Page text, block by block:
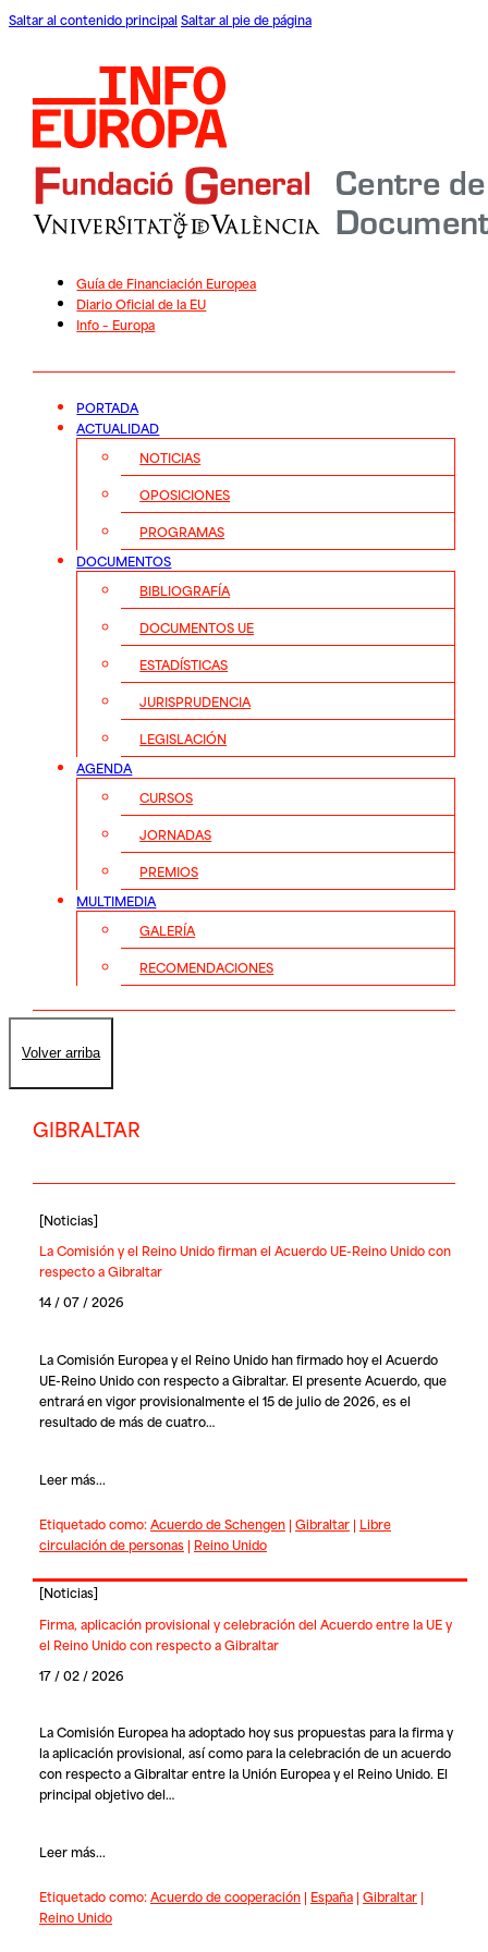
Saltar al contenido principal Saltar al pie de página
Guía de Financiación Europea
Diario Oficial de la EU
Info – Europa
PORTADA
ACTUALIDAD
NOTICIAS
OPOSICIONES
PROGRAMAS
DOCUMENTOS
BIBLIOGRAFÍA
DOCUMENTOS UE
ESTADÍSTICAS
JURISPRUDENCIA
LEGISLACIÓN
AGENDA
CURSOS
JORNADAS
PREMIOS
MULTIMEDIA
GALERÍA
RECOMENDACIONES
Volver arriba
GIBRALTAR
[Noticias]
La Comisión y el Reino Unido firman el Acuerdo UE-Reino Unido con
respecto a Gibraltar
14 / 07 / 2026
La Comisión Europea y el Reino Unido han firmado hoy el Acuerdo
UE-Reino Unido con respecto a Gibraltar. El presente Acuerdo, que
entrará en vigor provisionalmente el 15 de julio de 2026, es el
resultado de más de cuatro…
Leer más...
Etiquetado como:Acuerdo de Schengen| Gibraltar| Libre
circulación de personas| Reino Unido
[Noticias]
Firma, aplicación provisional y celebración del Acuerdo entre la UE y
el Reino Unido con respecto a Gibraltar
17 / 02 / 2026
La Comisión Europea ha adoptado hoy sus propuestas para la firma y
la aplicación provisional, así como para la celebración de un acuerdo
con respecto a Gibraltar entre la Unión Europea y el Reino Unido. El
principal objetivo del…
Leer más...
Etiquetado como:Acuerdo de cooperación| España| Gibraltar|
Reino Unido